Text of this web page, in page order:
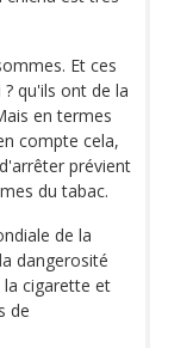
Et ces
qu'ils ont de la
en termes
compte cela,
prévient
du tabac.
de la
dangerosité
la cigarette et
de